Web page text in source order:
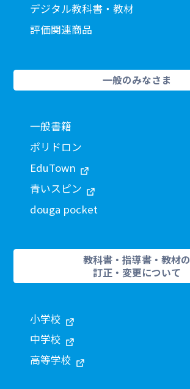
デジタル教科書・教材
評価関連商品
一般のみなさま
一般書籍
ポリドロン
EduTown
青いスピン
douga pocket
教科書・指導書・教材の
訂正・変更について
小学校
中学校
高等学校